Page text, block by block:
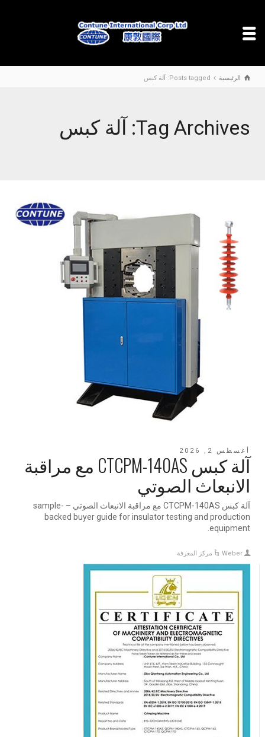
الرئيسية Posts tagged: آلة كبس
Tag Archives: آلة كبس
أغسطس 2, 2026
آلة كبس CTCPM-140AS مع مراقبة
الانبعاث الصوتي
آلة كبس CTCPM-140AS مع مراقبة الانبعاث الصوتي – sample-
backed buyer guide for insulator testing and production
equipment.
Weber مركز المعرفة